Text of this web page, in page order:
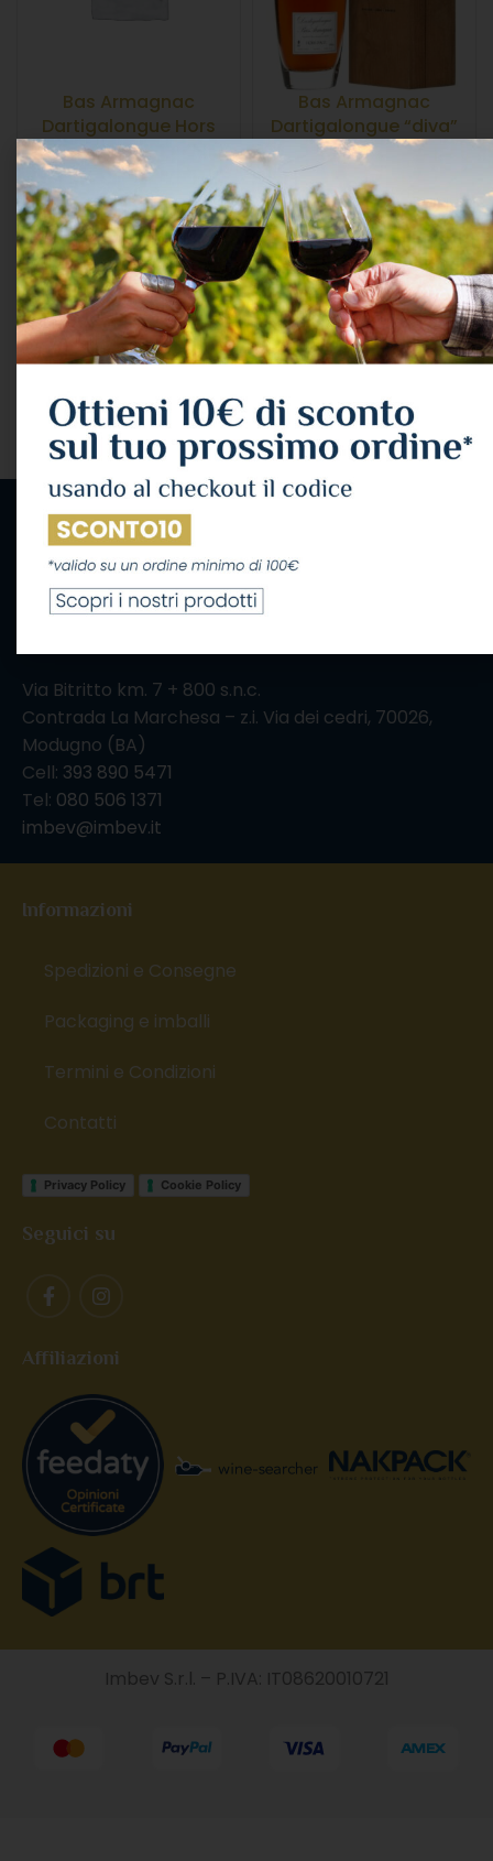
Bas Armagnac
Dartigalongue Hors
D’Âge Cl. 70 40°
Astucciato
ALCOLICI,BAS
ARMAGNAC
Maison Dartigalongue
39,04€ IVA Inclusa
LEGGI TUTTO
Bas Armagnac
Dartigalongue “diva”
X.o. Cl.70 40° Cassa
ALCOLICI,BAS
ARMAGNAC
78,59€ IVA Inclusa
LEGGI TUTTO
IL CONSUMO ECCESSIVO DI ALCOL NUOCE ALLA
Via Bitritto km. 7 + 800 s.n.c.
Contrada La Marchesa – z.i. Via dei cedri, 70026,
Modugno (BA)
Cell: 393 890 5471
Tel: 080 506 1371
imbev@imbev.it
Informazioni
Spedizioni e Consegne
Packaging e imballi
Termini e Condizioni
Contatti
Privacy Policy Cookie Policy
Seguici su
Affiliazioni
Imbev S.r.l. – P.IVA: IT08620010721